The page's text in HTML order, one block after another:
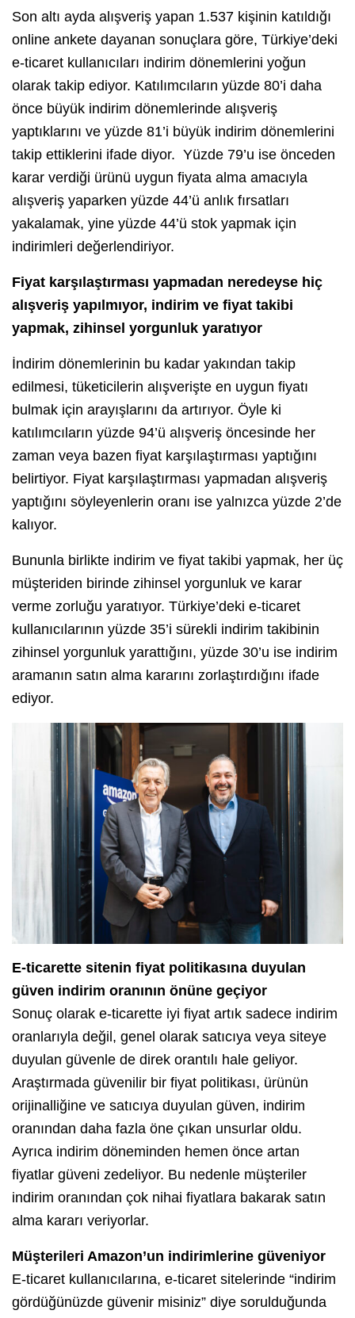
Son altı ayda alışveriş yapan 1.537 kişinin katıldığı
online ankete dayanan sonuçlara göre, Türkiye’deki
e-ticaret kullanıcıları indirim dönemlerini yoğun
olarak takip ediyor. Katılımcıların yüzde 80’i daha
önce büyük indirim dönemlerinde alışveriş
yaptıklarını ve yüzde 81’i büyük indirim dönemlerini
takip ettiklerini ifade diyor. Yüzde 79’u ise önceden
karar verdiği ürünü uygun fiyata alma amacıyla
alışveriş yaparken yüzde 44’ü anlık fırsatları
yakalamak, yine yüzde 44’ü stok yapmak için
indirimleri değerlendiriyor.
Fiyat karşılaştırması yapmadan neredeyse hiç
alışveriş yapılmıyor, indirim ve fiyat takibi
yapmak, zihinsel yorgunluk yaratıyor
İndirim dönemlerinin bu kadar yakından takip
edilmesi, tüketicilerin alışverişte en uygun fiyatı
bulmak için arayışlarını da artırıyor. Öyle ki
katılımcıların yüzde 94’ü alışveriş öncesinde her
zaman veya bazen fiyat karşılaştırması yaptığını
belirtiyor. Fiyat karşılaştırması yapmadan alışveriş
yaptığını söyleyenlerin oranı ise yalnızca yüzde 2’de
kalıyor.
Bununla birlikte indirim ve fiyat takibi yapmak, her üç
müşteriden birinde zihinsel yorgunluk ve karar
verme zorluğu yaratıyor. Türkiye’deki e-ticaret
kullanıcılarının yüzde 35’i sürekli indirim takibinin
zihinsel yorgunluk yarattığını, yüzde 30’u ise indirim
aramanın satın alma kararını zorlaştırdığını ifade
ediyor.
E-ticarette sitenin fiyat politikasına duyulan
güven indirim oranının önüne geçiyor
Sonuç olarak e-ticarette iyi fiyat artık sadece indirim
oranlarıyla değil, genel olarak satıcıya veya siteye
duyulan güvenle de direk orantılı hale geliyor.
Araştırmada güvenilir bir fiyat politikası, ürünün
orijinalliğine ve satıcıya duyulan güven, indirim
oranından daha fazla öne çıkan unsurlar oldu.
Ayrıca indirim döneminden hemen önce artan
fiyatlar güveni zedeliyor. Bu nedenle müşteriler
indirim oranından çok nihai fiyatlara bakarak satın
alma kararı veriyorlar.
Müşterileri Amazon’un indirimlerine güveniyor
E-ticaret kullanıcılarına, e-ticaret sitelerinde “indirim
gördüğünüzde güvenir misiniz” diye sorulduğunda